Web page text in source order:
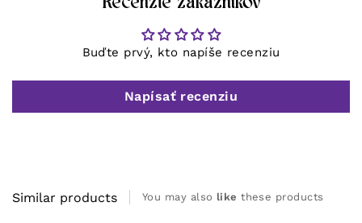
Buďte prvý, kto napíše recenziu
Napísať recenziu
Similar products You may also like these products